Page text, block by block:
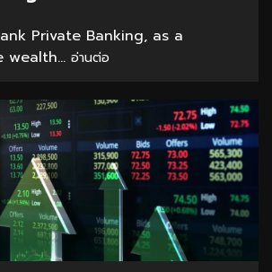
Private Banking, as a
wealth... อ่านต่อ